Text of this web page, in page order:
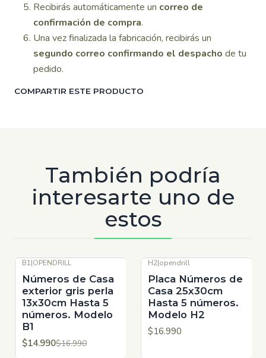
Recibirás automáticamente un correo de
confirmación de compra.
Una vez finalizada la fabricación, recibirás un
segundo correo confirmando el despacho de tu
pedido.
COMPARTIR ESTE PRODUCTO
También podría
interesarte uno de
estos
B1|OPENDRILL
Números de Casa
exterior gris perla
13x30cm Hasta 5
números. Modelo
B1
$14.990$16.990
H2|opendrill
Placa Números de
Casa 25x30cm
Hasta 5 números.
Modelo H2
$16.990